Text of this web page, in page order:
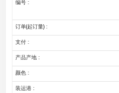
编号 :
订单(起订量) :
支付 :
产品产地 :
颜色 :
装运港 :